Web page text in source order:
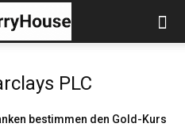
PLC
bestimmen den Gold-Kurs